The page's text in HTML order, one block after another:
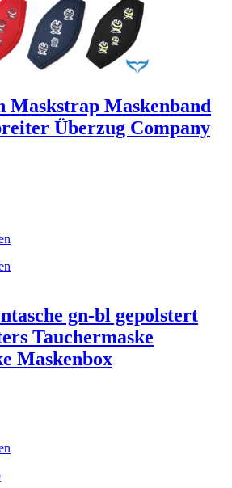
weist
mehrere
Varianten
auf.
können
auf
der
Produktseite
Maskstrap Maskenband
Überzug Company
mehrere
Varianten
auf.
Die
Optionen
werden
gn-bl gepolstert
Tauchermaske
Maskenbox